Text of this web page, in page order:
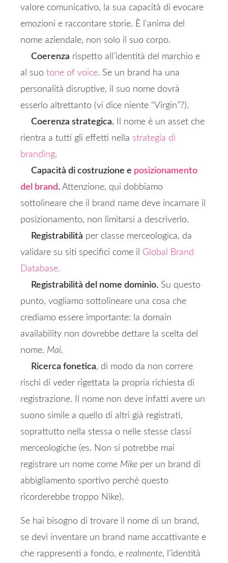
valore comunicativo, la sua capacità di evocare
emozioni e raccontare storie. È l’anima del
nome aziendale, non solo il suo corpo.
Coerenza rispetto all’identità del marchio e
al suo tone of voice. Se un brand ha una
personalità disruptive, il suo nome dovrà
esserlo altrettanto (vi dice niente “Virgin”?).
Coerenza strategica. Il nome è un asset che
rientra a tutti gli effetti nella strategia di
branding.
Capacità di costruzione e posizionamento
del brand. Attenzione, qui dobbiamo
sottolineare che il brand name deve incarnare il
posizionamento, non limitarsi a descriverlo.
Registrabilità per classe merceologica, da
validare su siti specifici come il Global Brand
Database.
Registrabilità del nome dominio. Su questo
punto, vogliamo sottolineare una cosa che
crediamo essere importante: la domain
availability non dovrebbe dettare la scelta del
nome. Mai.
Ricerca fonetica, di modo da non correre
rischi di veder rigettata la propria richiesta di
registrazione. Il nome non deve infatti avere un
suono simile a quello di altri già registrati,
soprattutto nella stessa o nelle stesse classi
merceologiche (es. Non si potrebbe mai
registrare un nome come Mike per un brand di
abbigliamento sportivo perché questo
ricorderebbe troppo Nike).
Se hai bisogno di trovare il nome di un brand,
se devi inventare un brand name accattivante e
che rappresenti a fondo, e realmente, l’identità